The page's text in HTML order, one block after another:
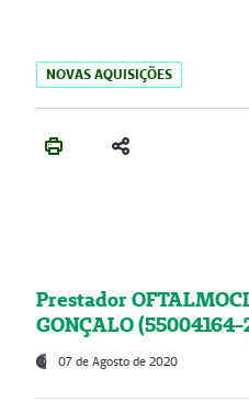
NOVAS AQUISIÇÕES
Prestador
GONÇALO (55004164-
07 de Agosto de 2020